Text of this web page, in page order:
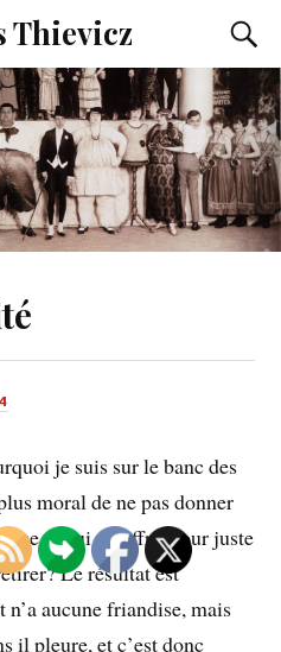
Thievicz
je suis sur le banc des
moral de ne pas donner
que de lui en offrir pour juste
Le résultat est
aucune friandise, mais
il pleure, et c’est donc